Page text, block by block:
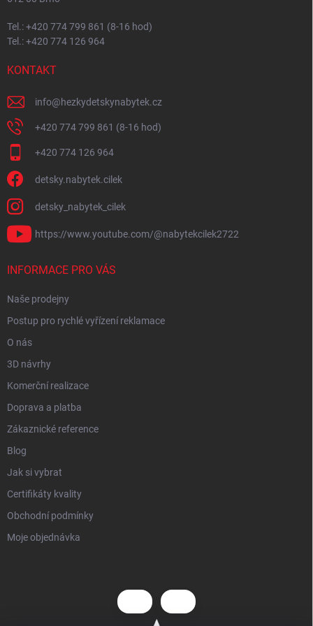
Tel.: +420 774 799 861 (8-16 hod)
Tel.: +420 774 126 964
KONTAKT
info@hezkydetskynabytek.cz
+420 774 799 861 (8-16 hod)
+420 774 126 964
detsky.nabytek.cilek
detsky_nabytek_cilek
https://www.youtube.com/@nabytekcilek2722
INFORMACE PRO VÁS
Naše prodejny
Postup pro rychlé vyřízení reklamace
O nás
3D návrhy
Komerční realizace
Doprava a platba
Zákaznické reference
Blog
Jak si vybrat
Certifikáty kvality
Obchodní podmínky
Moje objednávka